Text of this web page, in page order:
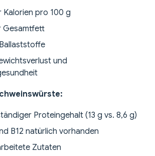
Kalorien pro 100 g
Gesamtfett
und
Proteingehalt (13 g vs. 8,6 g)
B12 natürlich vorhanden
Zutaten